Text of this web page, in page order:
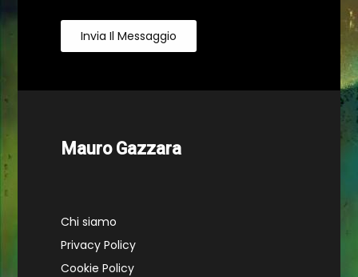
Invia Il Messaggio
Mauro Gazzara
Chi siamo
Privacy Policy
Cookie Policy